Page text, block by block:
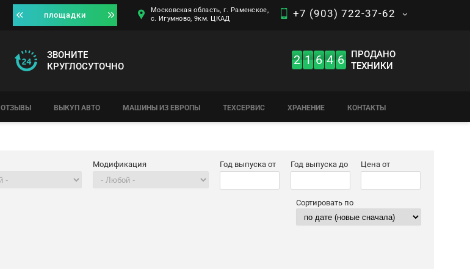
площадки
Московская область, г. Раменское,
с. Игумново, 9км. ЦКАД
+7 (903) 722-37-62
ЗВОНИТЕ
КРУГЛОСУТОЧНО
2 1 6 4 6
ПРОДАНО
ТЕХНИКИ
ОТЗЫВЫ ВЫКУП АВТО МАШИНЫ ИЗ ЕВРОПЫ ТЕХСЕРВИС ХРАНЕНИЕ КОНТАКТЫ
Модификация Год выпуска от Год выпуска до Цена от
Сортировать по